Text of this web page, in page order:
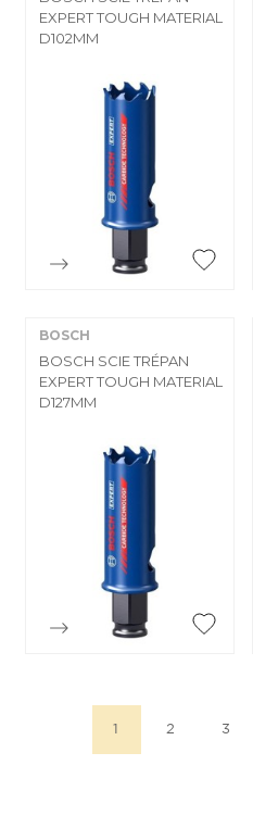
EXPERT TOUGH MATERIAL
D102MM
BOSCH
BOSCH SCIE TRÉPAN
EXPERT TOUGH MATERIAL
D127MM
1 2 3